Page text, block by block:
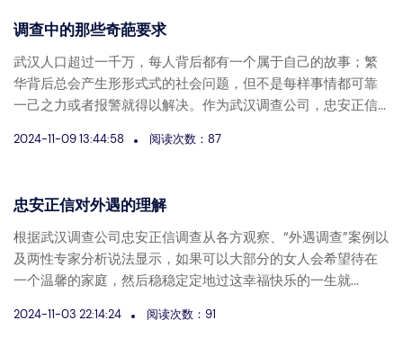
调查中的那些奇葩要求
武汉人口超过一千万，每人背后都有一个属于自己的故事；繁
华背后总会产生形形式式的社会问题，但不是每样事情都可靠
一己之力或者报警就得以解决。作为武汉调查公司，忠安正信...
2024-11-09 13:44:58 阅读次数：87
忠安正信对外遇的理解
根据武汉调查公司忠安正信调查从各方观察、“外遇调查”案例以
及两性专家分析说法显示，如果可以大部分的女人会希望待在
一个温馨的家庭，然后稳稳定定地过这幸福快乐的一生就...
2024-11-03 22:14:24 阅读次数：91